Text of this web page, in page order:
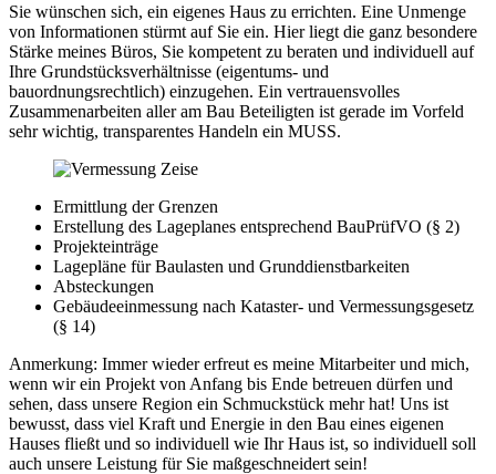
Sie wünschen sich, ein eigenes Haus zu errichten. Eine Unmenge
von Informationen stürmt auf Sie ein. Hier liegt die ganz besondere
Stärke meines Büros, Sie kompetent zu beraten und individuell auf
Ihre Grundstücksverhältnisse (eigentums- und
bauordnungsrechtlich) einzugehen. Ein vertrauensvolles
Zusammenarbeiten aller am Bau Beteiligten ist gerade im Vorfeld
sehr wichtig, transparentes Handeln ein MUSS.
Ermittlung der Grenzen
Erstellung des Lageplanes entsprechend BauPrüfVO (§ 2)
Projekteinträge
Lagepläne für Baulasten und Grunddienstbarkeiten
Absteckungen
Gebäudeeinmessung nach Kataster- und Vermessungsgesetz
(§ 14)
Anmerkung: Immer wieder erfreut es meine Mitarbeiter und mich,
wenn wir ein Projekt von Anfang bis Ende betreuen dürfen und
sehen, dass unsere Region ein Schmuckstück mehr hat! Uns ist
bewusst, dass viel Kraft und Energie in den Bau eines eigenen
Hauses fließt und so individuell wie Ihr Haus ist, so individuell soll
auch unsere Leistung für Sie maßgeschneidert sein!